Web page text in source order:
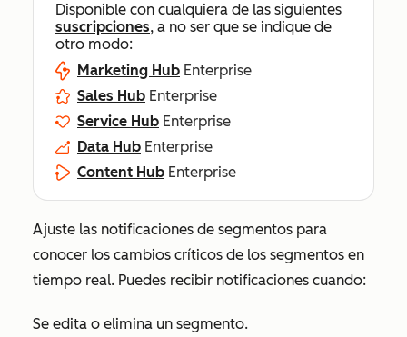
Disponible con cualquiera de las siguientes
suscripciones, a no ser que se indique de
otro modo:
Marketing Hub Enterprise
Sales Hub Enterprise
Service Hub Enterprise
Data Hub Enterprise
Content Hub Enterprise
Ajuste las notificaciones de segmentos para
conocer los cambios críticos de los segmentos en
tiempo real. Puedes recibir notificaciones cuando:
Se edita o elimina un segmento.